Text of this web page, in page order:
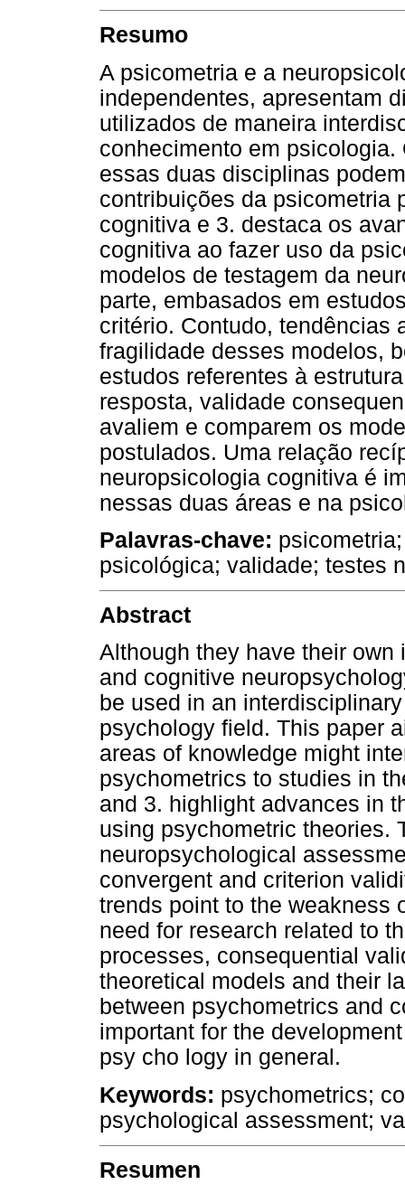
Resumo
A psicometria e a
independentes, apresentam
utilizados de maneira
conhecimento em
essas duas disciplinas
contribuições da psicometria
cognitiva e 3. destaca os
cognitiva ao fazer uso da
modelos de testagem da
parte, embasados em
critério. Contudo, tendências
fragilidade desses modelos,
estudos referentes à
resposta, validade
avaliem e comparem os
postulados. Uma relação
neuropsicologia cognitiva é
nessas duas áreas e na
Palavras-chave:
psicológica; validade; testes
Abstract
Although they have their
and cognitive
be used in an
psychology field. This paper
areas of knowledge might
psychometrics to studies in
and 3. highlight advances in
using psychometric theories.
neuropsychological
convergent and criterion
trends point to the weakness
need for research related to
processes, consequential
theoretical models and their
between psychometrics and
important for the
psy cho logy in general.
Keywords: psychometrics;
psychological assessment;
Resumen